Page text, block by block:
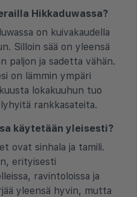
Hikkaduwassa?
on kuivakaudella
Silloin sää on yleensä
paljon ja sadetta vähän.
on lämmin ympäri
lokakuuhun tuo
rankkasateita.
käytetään yleisesti?
ovat sinhala ja tamili.
erityisesti
ravintoloissa ja
yleensä hyvin, mutta